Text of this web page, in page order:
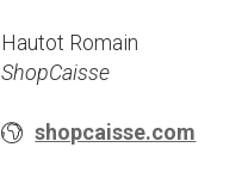
Hautot Romain
ShopCaisse
shopcaisse.com